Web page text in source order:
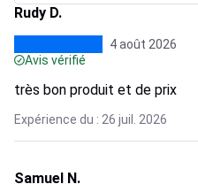
Rudy D.
4 août 2026
Avis vérifié
très bon produit et de prix
Expérience du : 26 juil. 2026
Samuel N.